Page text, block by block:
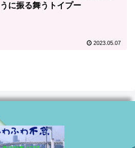
うに振る舞うトイプー
2023.05.07